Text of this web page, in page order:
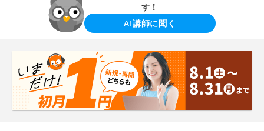
す！
AI講師に聞く